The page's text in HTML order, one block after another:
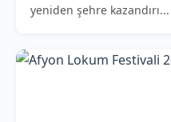
yeniden şehre kazandırı...